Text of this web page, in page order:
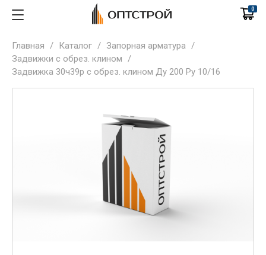
0
Главная / Каталог / Запорная арматура /
Задвижки с обрез. клином /
Задвижка 30ч39р с обрез. клином Ду 200 Ру 10/16